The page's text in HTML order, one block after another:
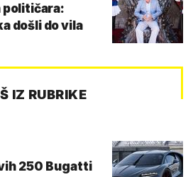
političara:
došli do vila
IZ RUBRIKE
250 Bugatti